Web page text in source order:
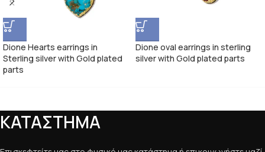
Dione Hearts earrings in
Sterling silver with Gold plated
parts
Dione oval earrings in sterling
silver with Gold plated parts
ΚΑΤΑΣΤΗΜΑ